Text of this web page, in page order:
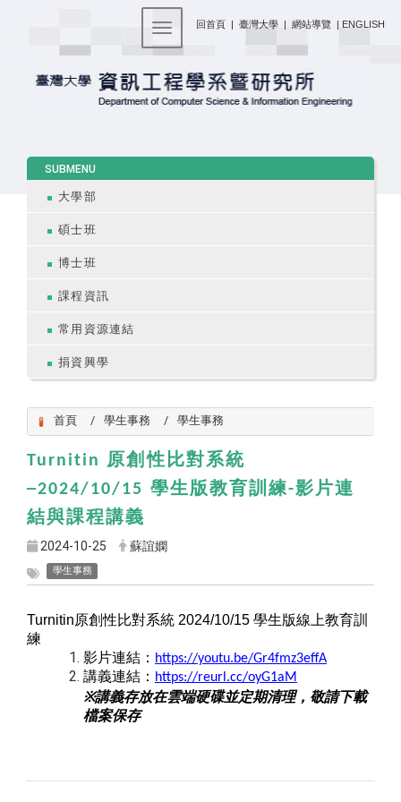
回首頁 | 臺灣大學 | 網站導覽 | ENGLISH
Toggle navigation
SUBMENU
大學部
碩士班
博士班
課程資訊
常用資源連結
捐資興學
首頁 學生事務 學生事務
Turnitin 原創性比對系統
─2024/10/15 學生版教育訓練-影片連
結與課程講義
2024-10-25 蘇誼嫻
學生事務
Turnitin原創性比對系統 2024/10/15 學生版線上教育訓
練
影片連結： https://youtu.be/Gr4fmz3effA
講義連結： https://reurl.cc/oyG1aM
※講義存放在雲端硬碟並定期清理，敬請下載
檔案保存